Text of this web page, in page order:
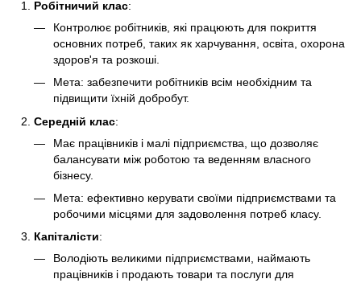
Робітничий клас:
Контролює робітників, які працюють для покриття
основних потреб, таких як харчування, освіта, охорона
здоров'я та розкоші.
Мета: забезпечити робітників всім необхідним та
підвищити їхній добробут.
Середній клас:
Має працівників і малі підприємства, що дозволяє
балансувати між роботою та веденням власного
бізнесу.
Мета: ефективно керувати своїми підприємствами та
робочими місцями для задоволення потреб класу.
Капіталісти:
Володіють великими підприємствами, наймають
працівників і продають товари та послуги для